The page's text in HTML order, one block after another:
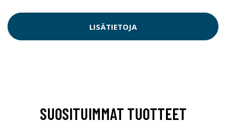
LISÄTIETOJA
SUOSITUIMMAT TUOTTEET